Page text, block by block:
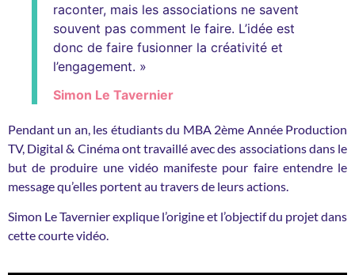
raconter, mais les associations ne savent
souvent pas comment le faire. L’idée est
donc de faire fusionner la créativité et
l’engagement. »
Simon Le Tavernier
Pendant un an, les étudiants du MBA 2ème Année Production
TV, Digital & Cinéma ont travaillé avec des associations dans le
but de produire une vidéo manifeste pour faire entendre le
message qu’elles portent au travers de leurs actions.
Simon Le Tavernier explique l’origine et l’objectif du projet dans
cette courte vidéo.